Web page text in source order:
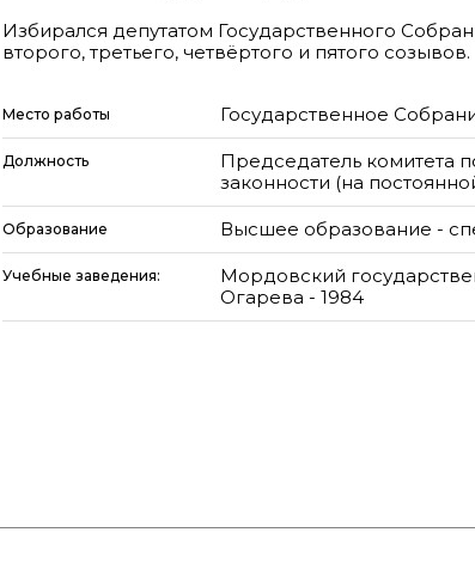
Избирался депутатом Государственного
второго, третьего, четвёртого и пятого созывов.
Место работы Государственное
Должность
Председатель комитета
законности (на
Образование Высшее образование -
Учебные заведения:
Мордовский
Огарева - 1984